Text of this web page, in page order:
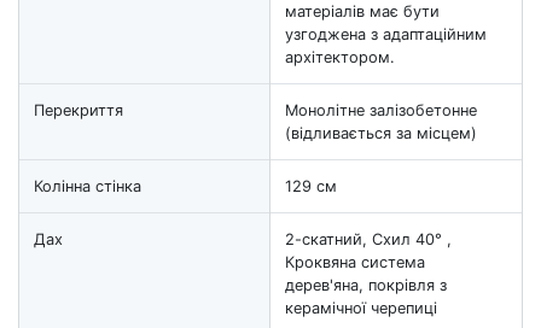
матеріалів має бути
узгоджена з адаптаційним
архітектором.
Перекриття
Монолітне залізобетонне
(відливається за місцем)
Колінна стінка 129 см
Дах
2-скатний, Схил 40° ,
Кроквяна система
дерев'яна, покрівля з
керамічної черепиці